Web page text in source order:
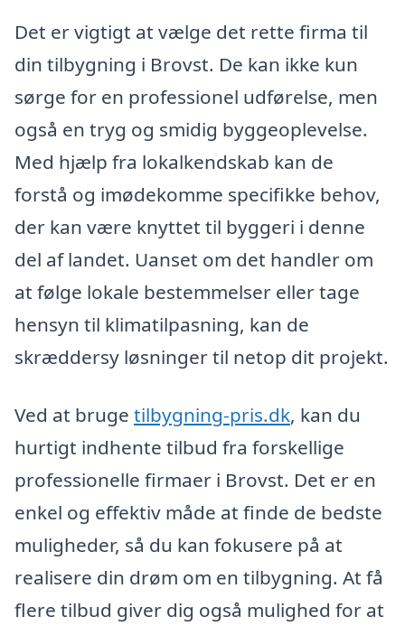
Det er vigtigt at vælge det rette firma til
din tilbygning i Brovst. De kan ikke kun
sørge for en professionel udførelse, men
også en tryg og smidig byggeoplevelse.
Med hjælp fra lokalkendskab kan de
forstå og imødekomme specifikke behov,
der kan være knyttet til byggeri i denne
del af landet. Uanset om det handler om
at følge lokale bestemmelser eller tage
hensyn til klimatilpasning, kan de
skræddersy løsninger til netop dit projekt.
Ved at bruge tilbygning-pris.dk, kan du
hurtigt indhente tilbud fra forskellige
professionelle firmaer i Brovst. Det er en
enkel og effektiv måde at finde de bedste
muligheder, så du kan fokusere på at
realisere din drøm om en tilbygning. At få
flere tilbud giver dig også mulighed for at